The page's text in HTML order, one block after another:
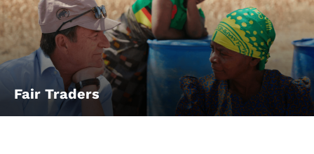
Fair Traders